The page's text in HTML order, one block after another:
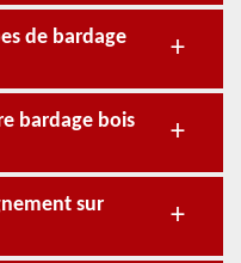
de bardage
bardage bois
sur